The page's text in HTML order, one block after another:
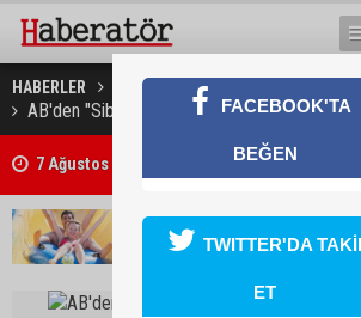
HABERLER DÜNYA
AB'den "Siber Güvenlik" konusunda tedbir
7 Ağustos 2026 Döviz Kurları
FACEBOOK'TA
BEĞEN
TWITTER'DA
ET